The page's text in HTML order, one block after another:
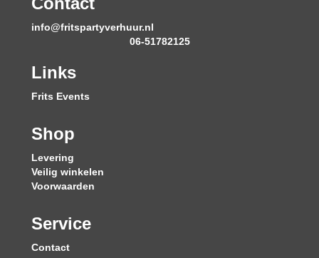
info@fritspartyverhuur.nl
06-51782125
Links
Frits Events
Shop
Levering
Veilig winkelen
Voorwaarden
Service
Contact